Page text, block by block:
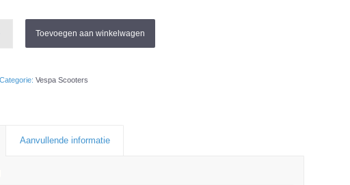
Toevoegen aan winkelwagen
Categorie: Vespa Scooters
Aanvullende informatie